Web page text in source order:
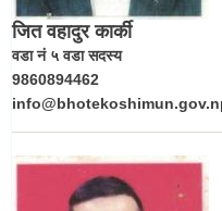
जित वहादुर कार्की
वडा नं ५ वडा सदस्य
9860894462